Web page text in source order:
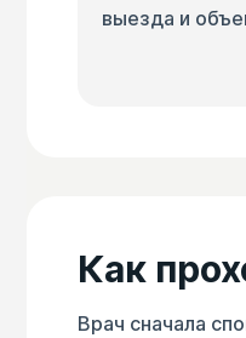
выезда и
Как
Врач сначала